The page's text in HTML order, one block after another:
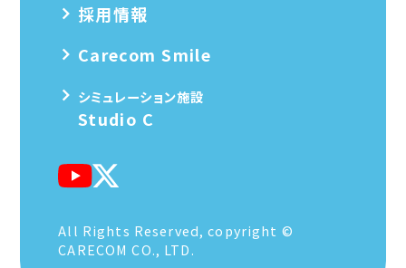
採用情報
Carecom Smile
シミュレーション施設
Studio C
All Rights Reserved, copyright ©
CARECOM CO., LTD.